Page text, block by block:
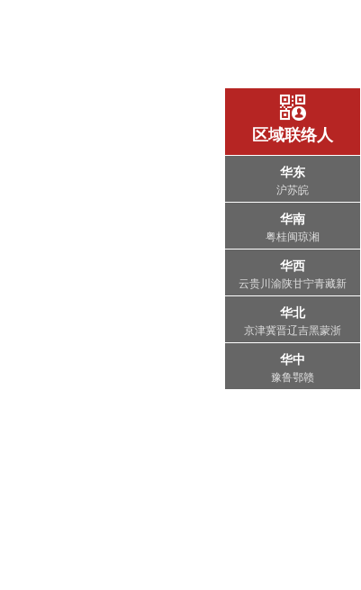
区域联络人
华东
沪苏皖
华南
粤桂‌闽琼湘
华西
云贵川渝陕甘宁青藏新
华北
京津冀晋辽吉黑蒙浙
华中
豫‌鲁‌鄂‌赣